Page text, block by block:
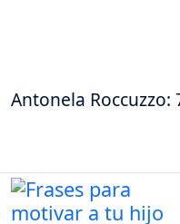
Antonela